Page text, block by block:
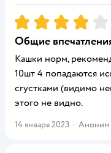
Рейтинг:4
Общие
Кашки норм,
10шт 4 попадаются
сгустками (видимо
этого не видно.
14 января 2023 · Аноним